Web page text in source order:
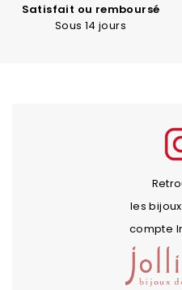
Satisfait ou remboursé
Sous 14 jours
les
compte